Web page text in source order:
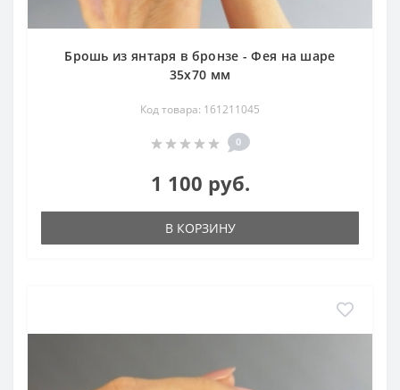
Брошь из янтаря в бронзе - Фея на шаре
35х70 мм
Код товара: 161211045
0
1 100 руб.
В КОРЗИНУ